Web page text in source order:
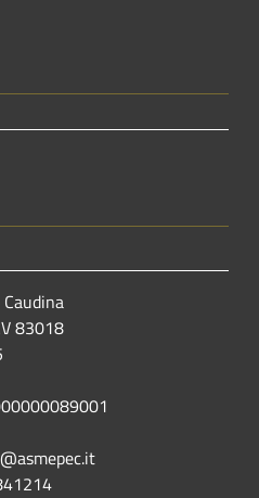
83018